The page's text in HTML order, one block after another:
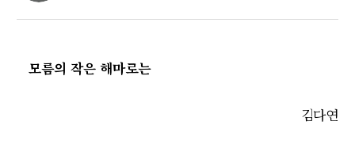
모름의 작은 해마로는
김다연